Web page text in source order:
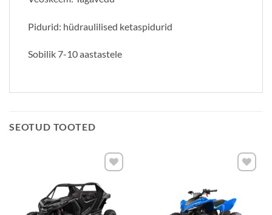
Pidurid: hüdraulilised ketaspidurid
Sobilik 7-10 aastastele
SEOTUD TOOTED
soovide
nimekirja
nimekirja